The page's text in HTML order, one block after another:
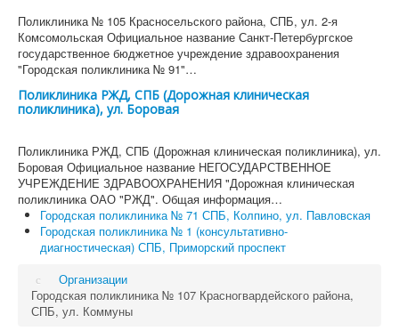
Поликлиника № 105 Красносельского района, СПБ, ул. 2-я
Комсомольская Официальное название Санкт-Петербургское
государственное бюджетное учреждение здравоохранения
"Городская поликлиника № 91"…
Поликлиника РЖД, СПБ (Дорожная клиническая
поликлиника), ул. Боровая
Поликлиника РЖД, СПБ (Дорожная клиническая поликлиника), ул.
Боровая Официальное название НЕГОСУДАРСТВЕННОЕ
УЧРЕЖДЕНИЕ ЗДРАВООХРАНЕНИЯ "Дорожная клиническая
поликлиника ОАО "РЖД". Общая информация…
Городская поликлиника № 71 СПБ, Колпино, ул. Павловская
Городская поликлиника № 1 (консультативно-
диагностическая) СПБ, Приморский проспект
Организации
Городская поликлиника № 107 Красногвардейского района,
СПБ, ул. Коммуны